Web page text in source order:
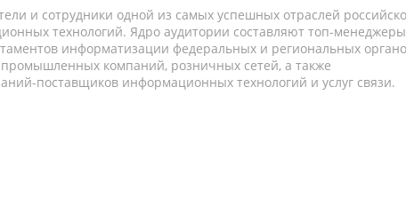
и сотрудники одной из самых успешных отраслей
технологий. Ядро аудитории составляют топ-
информатизации федеральных и региональных
промышленных компаний, розничных сетей, а также
поставщиков информационных технологий и услуг связи.